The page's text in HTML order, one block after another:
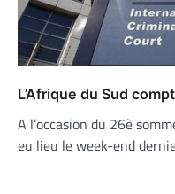
L’Afrique du Sud
A l’occasion du 26è
eu lieu le week-end